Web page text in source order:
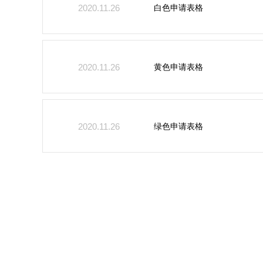
2020.11.26 白色申请表格
2020.11.26 黄色申请表格
2020.11.26 绿色申请表格